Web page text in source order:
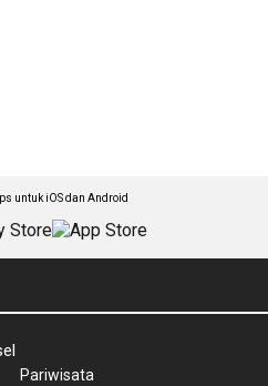
untuk iOS dan Android
Pariwisata